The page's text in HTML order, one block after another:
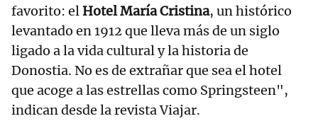
favorito: el Hotel María Cristina, un histórico
levantado en 1912 que lleva más de un siglo
ligado a la vida cultural y la historia de
Donostia. No es de extrañar que sea el hotel
que acoge a las estrellas como Springsteen",
indican desde la revista Viajar.